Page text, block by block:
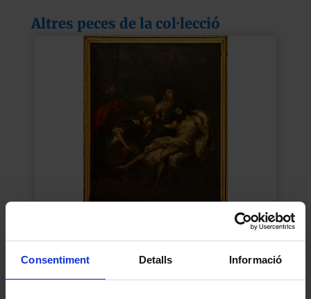
Consentiment Detalls Informació
Altres peces de la col·lecció
Anònim
1629